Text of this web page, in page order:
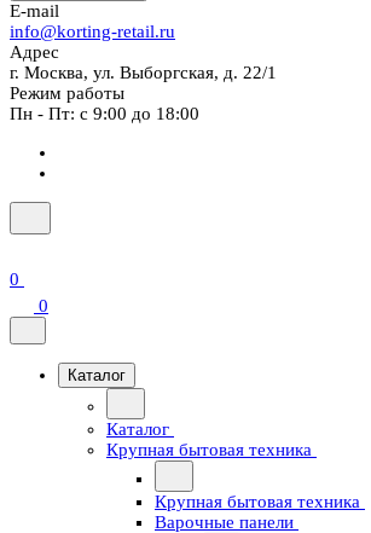
E-mail
info@korting-retail.ru
Адрес
г. Москва, ул. Выборгская, д. 22/1
Режим работы
Пн - Пт: с 9:00 до 18:00
0
0
Каталог
Каталог
Крупная бытовая техника
Крупная бытовая техника
Варочные панели